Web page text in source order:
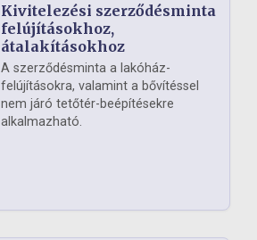
Kivitelezési szerződésminta
felújításokhoz,
átalakításokhoz
A szerződésminta a lakóház-
felújításokra, valamint a bővítéssel
nem járó tetőtér-beépítésekre
alkalmazható.